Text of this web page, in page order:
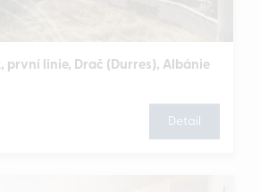
první linie, Drač (Durres), Albánie
Detail